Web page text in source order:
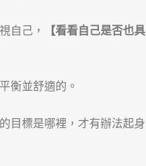
自己，
【看看自己是否也具
衡並舒適的。
目標是哪裡，才有辦法起身